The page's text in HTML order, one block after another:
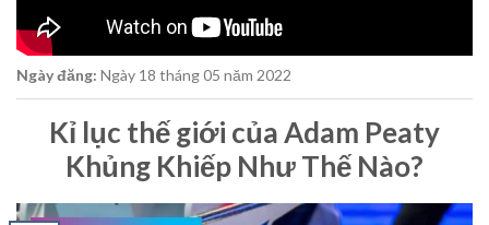
Ngày đăng: Ngày 18 tháng 05 năm 2022
Kỉ lục thế giới của Adam Peaty
Khủng Khiếp Như Thế Nào?